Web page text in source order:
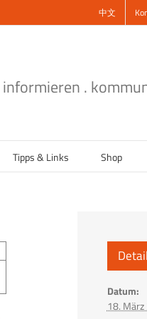
中文
informieren .
Tipps & Links Shop
Datum:
18.